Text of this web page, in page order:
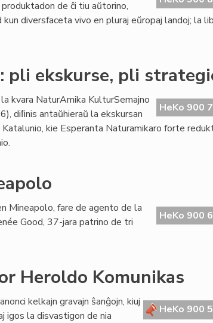
de ĉi tiu aŭtorino,
diversfaceta vivo en pluraj eŭropaj landoj; la
pli ekskurse, pli
HeKo 900
kvara NaturAmika KulturSemajno
diﬁnis antaŭhieraŭ la ekskursan
kie Esperanta Naturamikaro forte
HeKo 900
Mineapolo, fare de agento de la
Good, 37-jara patrino de tri
Heroldo Komunikas
HeKo 900
kelkajn gravajn ŝanĝojn, kiuj
igos la disvastigon de nia